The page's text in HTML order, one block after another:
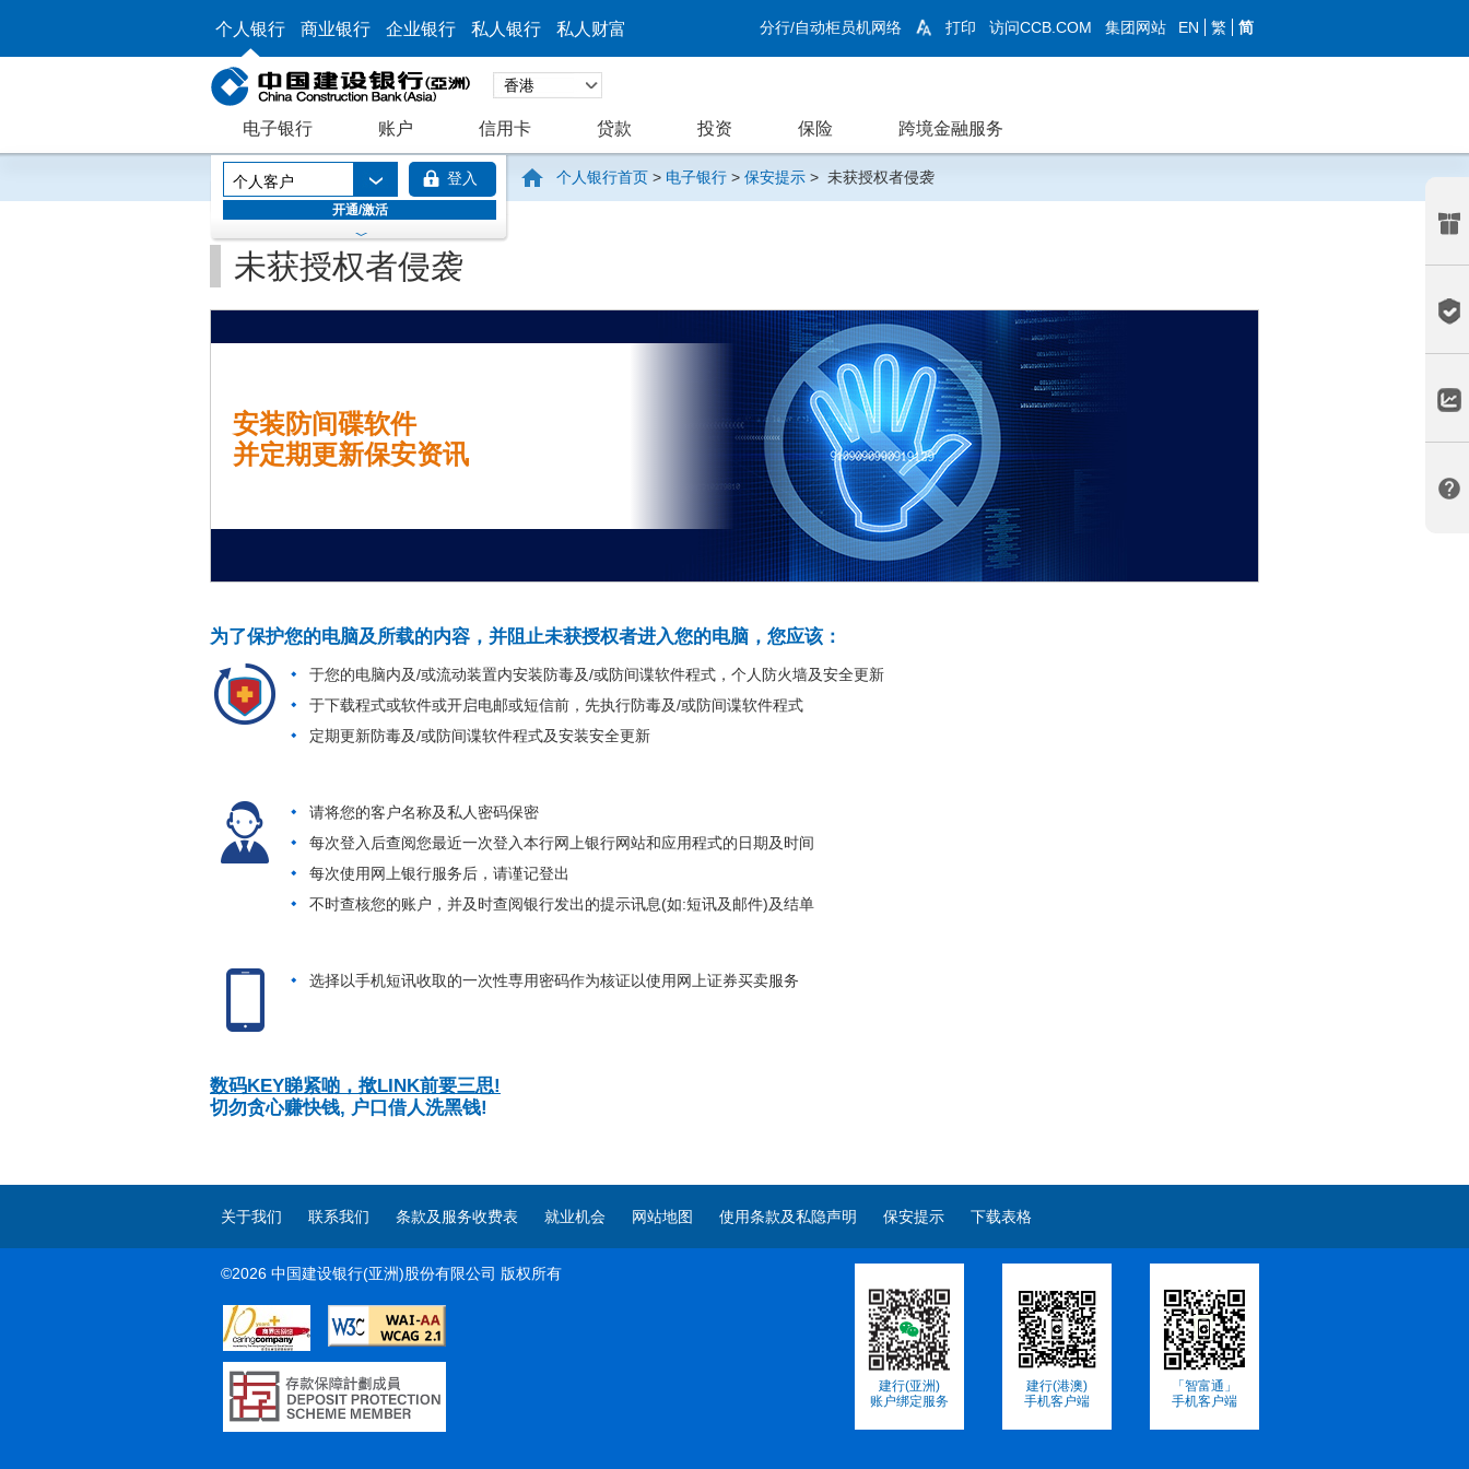
个人银行 商业银行 企业银行 私人银行 私人财富 分行/自动柜员机网络 打印 访问CCB.COM 集团网站 EN 繁 简
电子银行 账户 信用卡 贷款 投资 保险 跨境金融服务
个人客户 登入
开通/激活
个人银行首页 > 电子银行 > 保安提示 > 未获授权者侵袭
未获授权者侵袭
安装防间碟软件
并定期更新保安资讯
为了保护您的电脑及所载的内容，并阻止未获授权者进入您的电脑，您应该：
于您的电脑内及/或流动装置内安装防毒及/或防间谍软件程式，个人防火墙及安全更新
于下载程式或软件或开启电邮或短信前，先执行防毒及/或防间谍软件程式
定期更新防毒及/或防间谍软件程式及安装安全更新
请将您的客户名称及私人密码保密
每次登入后查阅您最近一次登入本行网上银行网站和应用程式的日期及时间
每次使用网上银行服务后，请谨记登出
不时查核您的账户，并及时查阅银行发出的提示讯息(如:短讯及邮件)及结单
选择以手机短讯收取的一次性専用密码作为核证以使用网上证券买卖服务
数码KEY睇紧啲，揿LINK前要三思!
切勿贪心赚快钱, 户口借人洗黑钱!
关于我们 联系我们 条款及服务收费表 就业机会 网站地图 使用条款及私隐声明 保安提示 下载表格
©2026 中国建设银行(亚洲)股份有限公司 版权所有
建行(亚洲)
账户绑定服务
建行(港澳)
手机客户端
「智富通」
手机客户端